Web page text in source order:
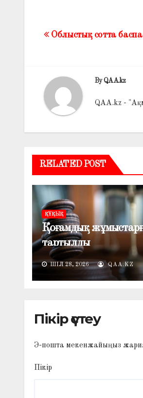
Жазба
Облыстық сотта
ByQAA.kz
QAA.kz -
RELATED POST
ҚҰҚЫҚ
Қоғамдық
тартылды
ШІЛ 28, 2026 QAA.KZ
Пікір үстеу
Э-пошта мекенжайыңыз
Пікір